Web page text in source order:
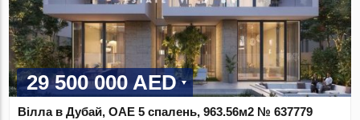
29 500 000 AED
Вілла в Дубай, ОАЕ 5 спалень, 963.56м2 № 637779